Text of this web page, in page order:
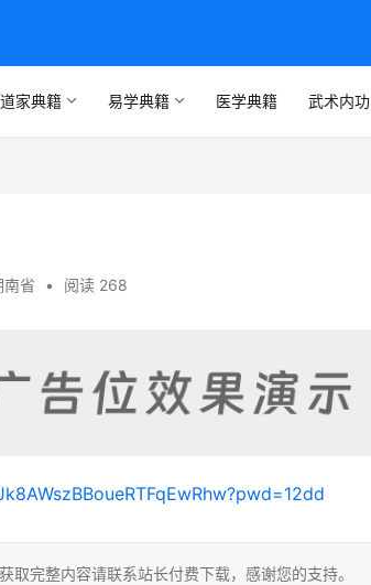
道家典籍 易学典籍 医学典籍 武术内功
南省 • 阅读 268
取完整内容请联系站长付费下载，感谢您的支持。